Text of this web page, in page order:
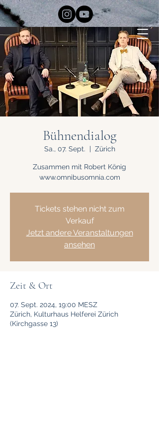
Bühnendialog
Sa., 07. Sept.
  |
Zürich
Zusammen mit Robert König
www.omnibusomnia.com
Tickets stehen nicht zum
Verkauf
Jetzt andere Veranstaltungen
ansehen
Zeit & Ort
07. Sept. 2024, 19:00 MESZ
Zürich, Kulturhaus Helferei Zürich
(Kirchgasse 13)